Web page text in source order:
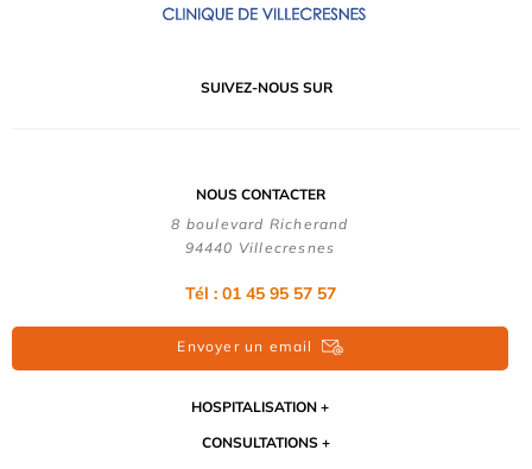
SUIVEZ-NOUS SUR
NOUS CONTACTER
8 boulevard Richerand
94440 Villecresnes
Tél : 01 45 95 57 57
Envoyer un email
HOSPITALISATION
CONSULTATIONS